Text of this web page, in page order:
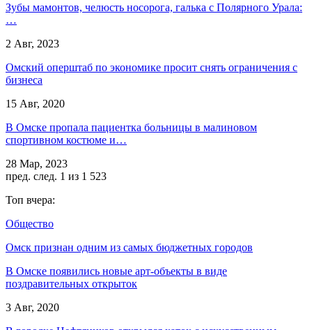
Зубы мамонтов, челюсть носорога, галька с Полярного Урала:
…
2 Авг, 2023
Омский оперштаб по экономике просит снять ограничения с
бизнеса
15 Авг, 2020
В Омске пропала пациентка больницы в малиновом
спортивном костюме и…
28 Мар, 2023
пред. след. 1 из 1 523
Топ вчера:
Общество
Омск признан одним из самых бюджетных городов
В Омске появились новые арт-объекты в виде
поздравительных открыток
3 Авг, 2020